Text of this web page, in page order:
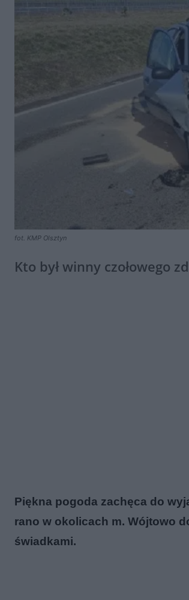
fot. KMP Olsztyn
Kto był winny czołowego
Piękna pogoda zachęca do
rano w okolicach m. Wójtowo
świadkami.